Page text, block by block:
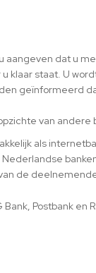
aangeven dat u
klaar staat. U
geïnformeerd
van
als
de
Postbank en